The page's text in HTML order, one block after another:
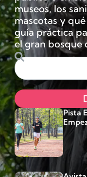
museos, los
mascotas y
guía práctica
el gran bosque
Pista